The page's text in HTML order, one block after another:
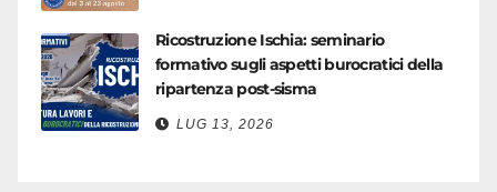
Ricostruzione Ischia: seminario
formativo sugli aspetti burocratici della
ripartenza post-sisma
LUG 13, 2026